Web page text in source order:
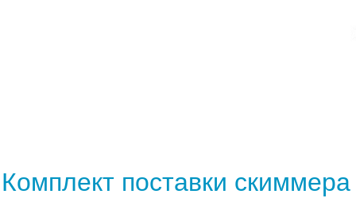
Комплект поставки скиммера